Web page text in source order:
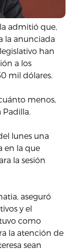
admitió que,
la anunciada
han
a los
mil dólares.
menos,
Padilla.
lunes una
en la que
la sesión
aseguró
y el
como
la atención de
sean